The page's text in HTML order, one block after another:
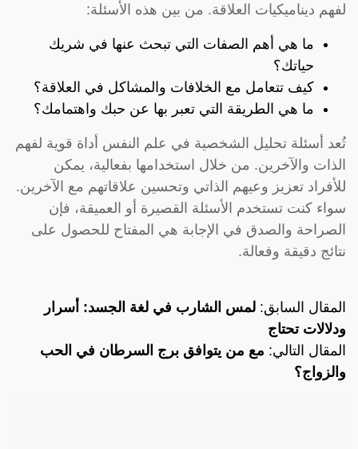
لفهم ديناميكيات العلاقة. من بين هذه الأسئلة:
ما هي أهم الصفات التي تبحث عنها في شريك
حياتك؟
كيف تتعامل مع الخلافات والمشاكل في العلاقة؟
ما هي الطريقة التي تعبر بها عن حبك واهتمامك؟
تُعد أسئلة تحليل الشخصية في علم النفس أداة قوية لفهم
الذات والآخرين. من خلال استخدامها بفعالية، يمكن
للأفراد تعزيز وعيهم الذاتي وتحسين علاقاتهم مع الآخرين.
سواء كنت تستخدم الأسئلة القصيرة أو العميقة، فإن
الصراحة والصدق في الإجابة هي المفتاح للحصول على
نتائج دقيقة وفعالة.
المقال السابق: لمس الشارب في لغة الجسد: أسرار
ودلالات تحتاج
المقال التالي: مع من يتوافق برج السرطان في الحب
والزواج؟